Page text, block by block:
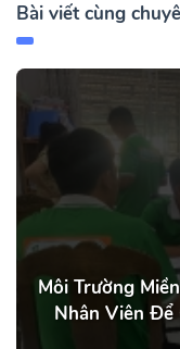
Bài viết cùng
Môi Trường
Nhân Viên Để